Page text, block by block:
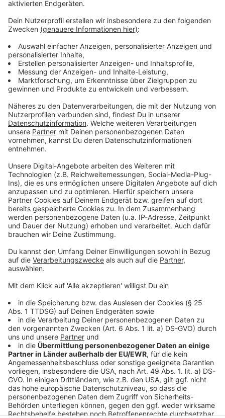
Anzeige
des SSV Alkenrath und in Schlebusch an der Villa
Wuppermann. Dort erhalten Bürger Unterstützung z.B.
bei der Wiederbeschaffung von Dokumenten und
Ausweispapieren. Dort kann man aber auch
Müllbeuteln, Handschuhe, Batterien oder
ehrenamtlicher Unterstützung vermittelt bekommen.
Zusätzlich bietet das Bürgerbüro der Stadt
Möglichkeit, am Samstag, 24.07.2021 und Samstag
31.07.2021, jeweils von 08.30 bis 12.00 Uhr in den
Luminaden ohne Termin vorzusprechen, um verlorene
Ausweisdokumente neu zu beantragen. Zur
zur Verfügung stehen, mitgebracht werden. Passbilder
sind nicht erforderlich, da hier ein entsprechend
Selbstbedienungsterminal zur Verfügung steht.Vor
Ort wird dann ein vorläufiger Personalausweis ohne
Gebühren ausgestellt. Weitere Ausweise können dann
gegen Gebühr bei der Bundesdruckerei beantragt
zur Bereitstellung von neuen Geburts- oder
Heiratsurkunden (Standesamt Leverkusen) vor Ort
Anzeige
Anzeige